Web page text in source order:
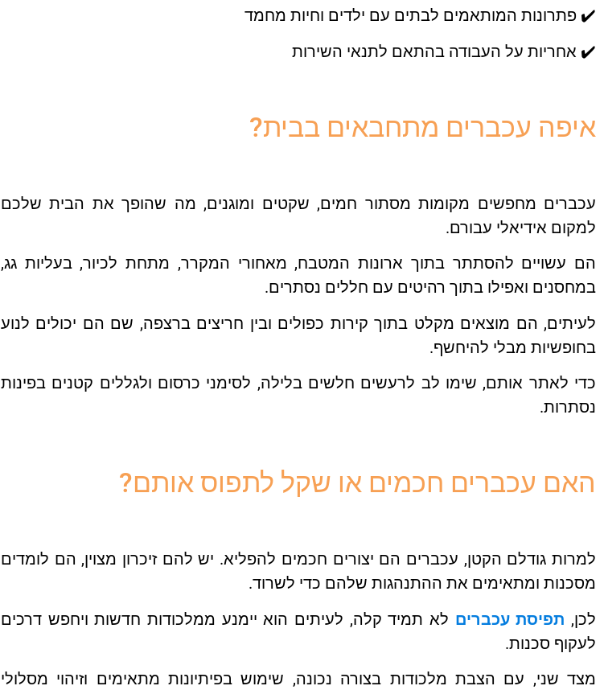
✔️ פתרונות המותאמים לבתים עם ילדים וחיות מחמד
✔️ אחריות על העבודה בהתאם לתנאי השירות
איפה עכברים מתחבאים בבית?
עכברים מחפשים מקומות מסתור חמים, שקטים ומוגנים, מה שהופך את הבית שלכם
למקום אידיאלי עבורם.
הם עשויים להסתתר בתוך ארונות המטבח, מאחורי המקרר, מתחת לכיור, בעליות גג,
במחסנים ואפילו בתוך רהיטים עם חללים נסתרים.
לעיתים, הם מוצאים מקלט בתוך קירות כפולים ובין חריצים ברצפה, שם הם יכולים לנוע
בחופשיות מבלי להיחשף.
כדי לאתר אותם, שימו לב לרעשים חלשים בלילה, לסימני כרסום ולגללים קטנים בפינות
נסתרות.
האם עכברים חכמים או שקל לתפוס אותם?
למרות גודלם הקטן, עכברים הם יצורים חכמים להפליא. יש להם זיכרון מצוין, הם לומדים
מסכנות ומתאימים את ההתנהגות שלהם כדי לשרוד.
לכן, תפיסת עכברים לא תמיד קלה, לעיתים הוא יימנע ממלכודות חדשות ויחפש דרכים
לעקוף סכנות.
מצד שני, עם הצבת מלכודות בצורה נכונה, שימוש בפיתיונות מתאימים וזיהוי מסלולי